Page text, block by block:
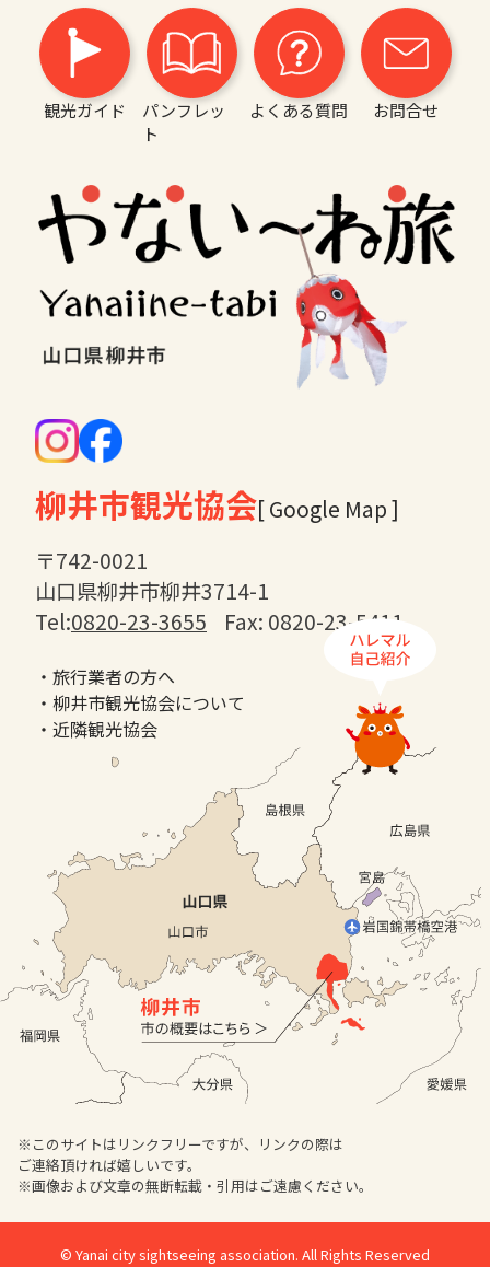
観光ガイド
パンフレッ
ト
よくある質問 お問合せ
柳井市観光協会[ Google Map ]
〒742-0021
山口県柳井市柳井3714-1
Tel:0820-23-3655 Fax: 0820-23-5411
・旅行業者の方へ
・柳井市観光協会について
・近隣観光協会
※このサイトはリンクフリーですが、リンクの際は
ご連絡頂ければ嬉しいです。
※画像および文章の無断転載・引用はご遠慮ください。
© Yanai city sightseeing association. All Rights Reserved